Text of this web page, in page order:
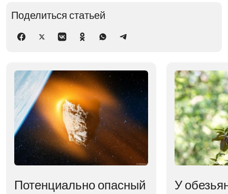
Поделиться статьей
Потенциально опасный
У